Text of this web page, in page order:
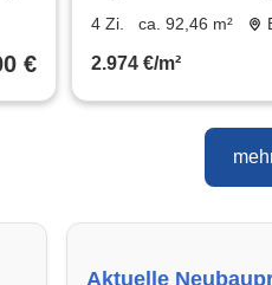
€
4 Zi. ca. 92,46 m²
2.974 €/m²
Aktuelle